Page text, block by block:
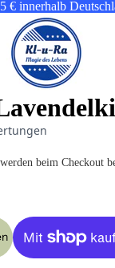
€ innerhalb
beim Checkout